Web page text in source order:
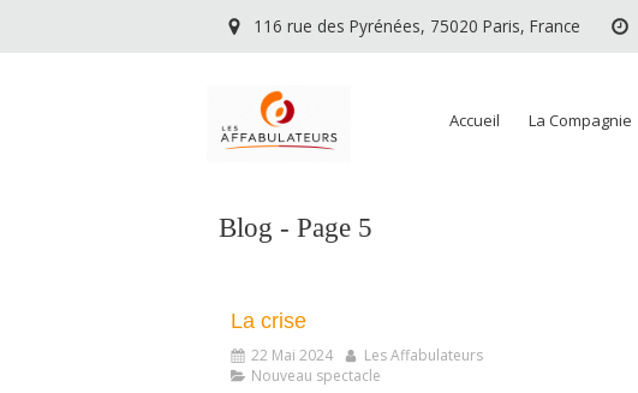
116 rue des Pyrénées, 75020 Paris, France
Accueil La Compagnie
Blog - Page 5
La crise
22 Mai 2024
Les Affabulateurs
Nouveau spectacle